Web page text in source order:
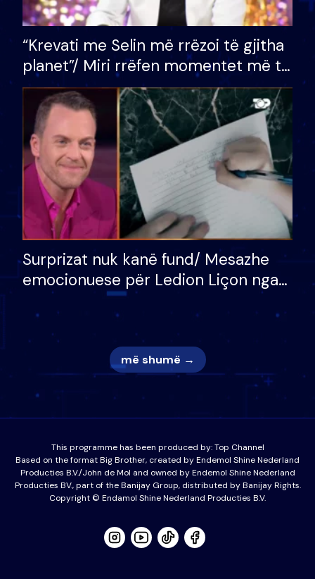
“Krevati me Selin më rrëzoi të gjitha
planet”/ Miri rrëfen momentet më të
bukura në shtëpinë e BB VIP: Do më
mungojë zilja e mëngjesit kur…
Surprizat nuk kanë fund/ Mesazhe
emocionuese për Ledion Liçon nga
nëna dhe fëmijët e tij, moderatori
nuk i mban dot lotët: Nuk meritoj…
më shumë →
This programme has been produced by:Top Channel
Based on the format Big Brother, created by Endemol Shine Nederland
Producties B.V./John de Mol and owned by Endemol Shine Nederland
Producties BV., part of the Banijay Group, distributed by Banijay Rights.
Copyright © Endamol Shine Nederland Producties B.V.